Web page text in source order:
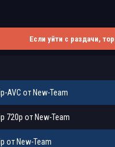
Если уйти с раздачи,
AVC от New-Team
720p от New-Team
от New-Team